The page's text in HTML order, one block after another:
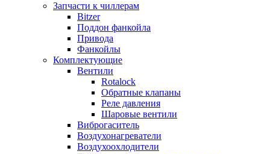
Запчасти к чиллерам
Bitzer
Поддон фанкойла
Привода
Фанкойлы
Комплектующие
Вентили
Rotalock
Обратные клапаны
Реле давления
Шаровые вентили
Виброгаситель
Воздухонагреватели
Воздухоохлодители